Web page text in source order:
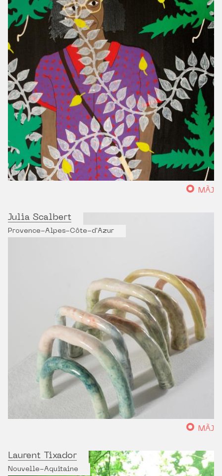
MÀJ
Julia Scalbert
Provence-Alpes-Côte-d'Azur
MÀJ
Laurent Tixador
Nouvelle-Aquitaine